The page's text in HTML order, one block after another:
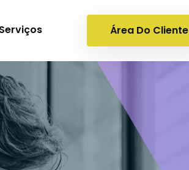
Área Do Cliente